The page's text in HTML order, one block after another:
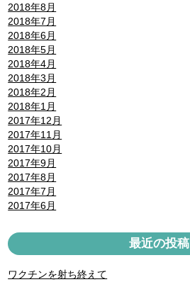
2018年8月
2018年7月
2018年6月
2018年5月
2018年4月
2018年3月
2018年2月
2018年1月
2017年12月
2017年11月
2017年10月
2017年9月
2017年8月
2017年7月
2017年6月
最近の投稿
ワクチンを射ち終えて